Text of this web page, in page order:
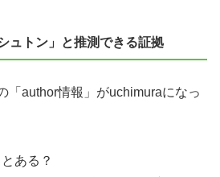
ュトン」と推測できる証拠
「author情報」がuchimuraになっ
ある？